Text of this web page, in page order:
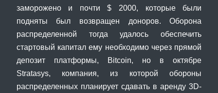
заморожено и почти $ 2000, которые были
подняты был возвращен доноров. Оборона
распределенной тогда удалось обеспечить
стартовый капитал ему необходимо через прямой
депозит платформы, Bitcoin, но в октябре
Stratasys, компания, из которой обороны
распределенных планирует сдавать в аренду 3D-